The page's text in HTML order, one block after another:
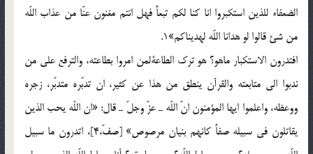
الضعفاء للذين استكبروا انا كنا لكم تبعاً فهل انتم مغنون عنّا من عذاب اللّه
من شئ قالوا لو هدانا اللّه لهديناكم»1.
افتدرون الاستكبار ماهو؟ هو ترك الطاعةلمن امروا بطاعته، والترفع على من
ندبوا الى متابعته والقرآن ينطق من هذا عن كثير، ان تدبّره متدبّر، زجره
ووعظه، واعلموا ايها المؤمنون انّ اللّه ـ عزّ وجلّ ـ قال: «ان اللّه يحب الذين
يقاتلون فى سبيله صفاً كانهم بنيان مرصوص» [صفّ،4]، اتدرون ما سبيل